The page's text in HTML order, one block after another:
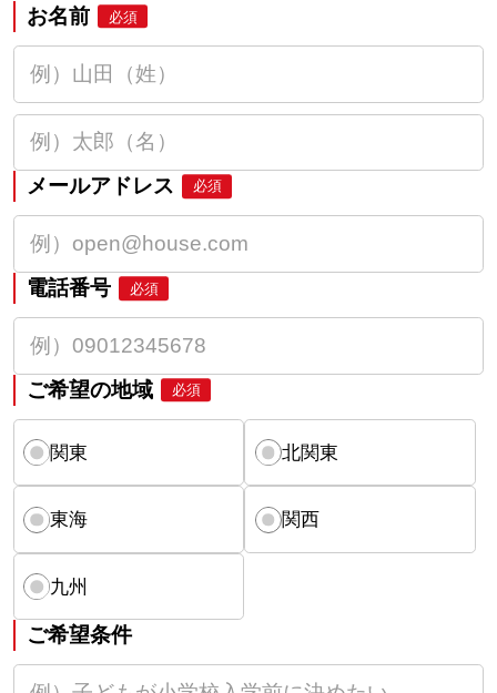
お名前 必須
メールアドレス 必須
電話番号 必須
ご希望の地域 必須
関東 北関東
東海 関西
九州
ご希望条件